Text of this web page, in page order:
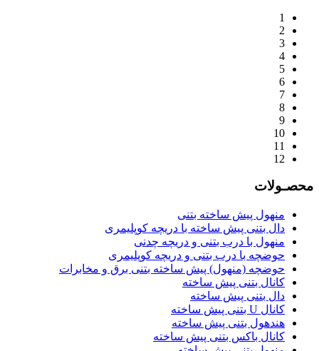
1
2
3
4
5
6
7
8
9
10
11
12
محصـولات
منهول پیش ساخته بتنی
دال بتنی پیش ساخته با دریچه کوپلیمری
منهول با درب بتنی و دریچه چدنی
حوضچه با درب بتنی و دریچه کوپلیمری
حوضچه (منهول) پیش ساخته بتنی برق و مخابرات
کانال بتنی پیش ساخته
دال بتنی پیش ساخته
کانال U بتنی پیش ساخته
هندهول بتنی پیش ساخته
کانال باکس بتنی پیش ساخته